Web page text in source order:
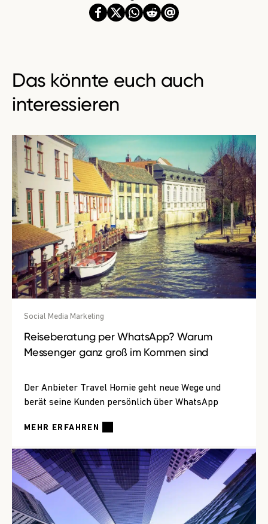
Das könnte euch auch
interessieren
Social Media Marketing
Reiseberatung per WhatsApp? Warum
Messenger ganz groß im Kommen sind
Der Anbieter Travel Homie geht neue Wege und
berät seine Kunden persönlich über WhatsApp
MEHR ERFAHREN